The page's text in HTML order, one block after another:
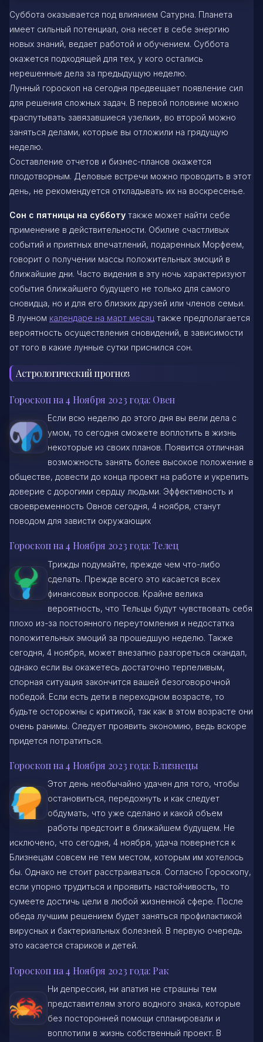
Суббота оказывается под влиянием Сатурна. Планета
имеет сильный потенциал, она несет в себе энергию
новых знаний, ведает работой и обучением. Суббота
окажется подходящей для тех, у кого остались
нерешенные дела за предыдущую неделю.
Лунный гороскоп на сегодня предвещает появление сил
для решения сложных задач. В первой половине можно
«распутывать завязавшиеся узелки», во второй можно
заняться делами, которые вы отложили на грядущую
неделю.
Составление отчетов и бизнес-планов окажется
плодотворным. Деловые встречи можно проводить в этот
день, не рекомендуется откладывать их на воскресенье.
Сон с пятницы на субботу также может найти себе
применение в действительности. Обилие счастливых
событий и приятных впечатлений, подаренных Морфеем,
говорит о получении массы положительных эмоций в
ближайшие дни. Часто видения в эту ночь характеризуют
события ближайшего будущего не только для самого
сновидца, но и для его близких друзей или членов семьи.
В лунном календаре на март месяц также предполагается
вероятность осуществления сновидений, в зависимости
от того в какие лунные сутки приснился сон.
Астрологический прогноз
Гороскоп на 4 Ноября 2023 года: Овен
Если всю неделю до этого дня вы вели дела с
умом, то сегодня сможете воплотить в жизнь
некоторые из своих планов. Появится отличная
возможность занять более высокое положение в
обществе, довести до конца проект на работе и укрепить
доверие с дорогими сердцу людьми. Эффективность и
своевременность Овнов сегодня, 4 ноября, станут
поводом для зависти окружающих
Гороскоп на 4 Ноября 2023 года: Телец
Трижды подумайте, прежде чем что-либо
сделать. Прежде всего это касается всех
финансовых вопросов. Крайне велика
вероятность, что Тельцы будут чувствовать себя
плохо из-за постоянного переутомления и недостатка
положительных эмоций за прошедшую неделю. Также
сегодня, 4 ноября, может внезапно разгореться скандал,
однако если вы окажетесь достаточно терпеливым,
спорная ситуация закончится вашей безоговорочной
победой. Если есть дети в переходном возрасте, то
будьте осторожны с критикой, так как в этом возрасте они
очень ранимы. Следует проявить экономию, ведь вскоре
придется потратиться.
Гороскоп на 4 Ноября 2023 года: Близнецы
Этот день необычайно удачен для того, чтобы
остановиться, передохнуть и как следует
обдумать, что уже сделано и какой объем
работы предстоит в ближайшем будущем. Не
исключено, что сегодня, 4 ноября, удача повернется к
Близнецам совсем не тем местом, которым им хотелось
бы. Однако не стоит расстраиваться. Согласно Гороскопу,
если упорно трудиться и проявить настойчивость, то
сумеете достичь цели в любой жизненной сфере. После
обеда лучшим решением будет заняться профилактикой
вирусных и бактериальных болезней. В первую очередь
это касается стариков и детей.
Гороскоп на 4 Ноября 2023 года: Рак
Ни депрессия, ни апатия не страшны тем
представителям этого водного знака, которые
без посторонней помощи спланировали и
воплотили в жизнь собственный проект. В